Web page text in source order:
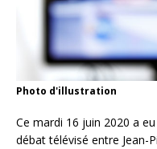
Photo d'illustration
Ce mardi 16 juin 2020 a
débat télévisé entre Jean-